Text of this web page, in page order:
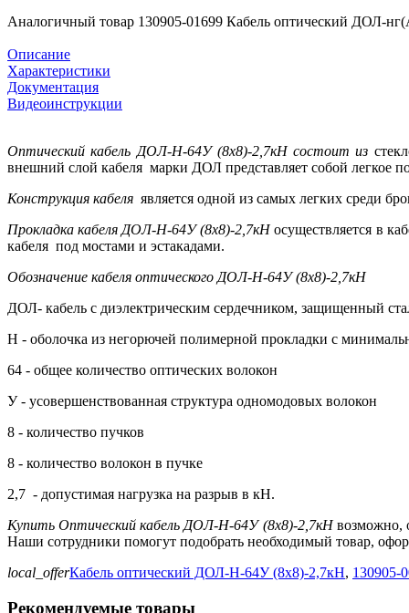
Аналогичный товар 130905-01699 Кабель оптический ДОЛ-
Описание
Характеристики
Документация
Видеоинструкции
Оптический кабель ДОЛ-Н-64У (8х8)-2,7кН состоит из
внешний слой кабеля марки ДОЛ представляет собой легкое
Конструкция кабеля является одной из самых легких среди
Прокладка кабеля ДОЛ-Н-64У (8х8)-2,7кНосуществляется в
кабеля под мостами и эстакадами.
Обозначение кабеля оптического ДОЛ-Н-64У (8х8)-2,7кН
ДОЛ- кабель с диэлектрическим сердечником, защищенный
Н - оболочка из негорючей полимерной прокладки с
64 - общее количество оптических волокон
У - усовершенствованная структура одномодовых волокон
8 - количество пучков
8 - количество волокон в пучке
2,7 - допустимая нагрузка на разрыв в кН.
Купить Оптический кабель ДОЛ-Н-64У (8х8)-2,7кНвозможно,
Наши сотрудники помогут подобрать необходимый товар,
local_offerКабель оптический ДОЛ-Н-64У (8х8)-2,7кН, 130905-
Рекомендуемые товары